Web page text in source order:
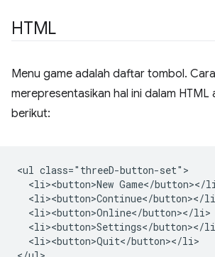
HTML
Menu game adalah daftar tombol.
merepresentasikan hal ini dalam HTML
berikut:
<ul class="threeD-button-set">
<li><button>New Game</button></
<li><button>Continue</button></
  <li><button>Online</button></li>
<li><button>Settings</button></
  <li><button>Quit</button></li>